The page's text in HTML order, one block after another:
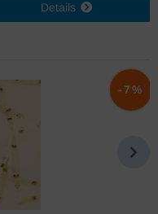
Details
-7%